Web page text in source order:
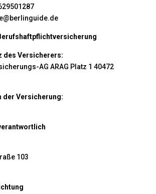
des Versicherers:
AG ARAG Platz 1 40472
der Versicherung:
103